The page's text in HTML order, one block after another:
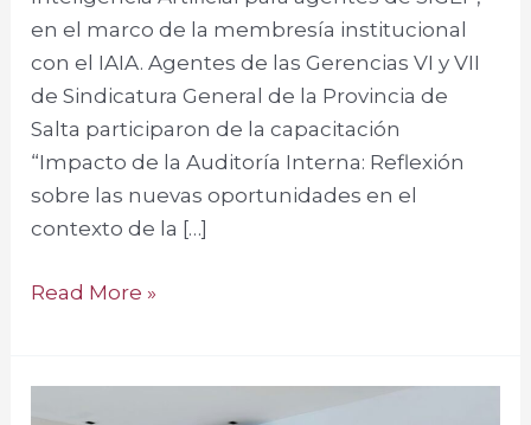
en el marco de la membresía institucional
con el IAIA. Agentes de las Gerencias VI y VII
de Sindicatura General de la Provincia de
Salta participaron de la capacitación
“Impacto de la Auditoría Interna: Reflexión
sobre las nuevas oportunidades en el
contexto de la […]
institucional
con
el
IAIA
Read More »